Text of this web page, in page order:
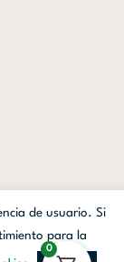
| Webmaster
de usuario. Si
para la
0